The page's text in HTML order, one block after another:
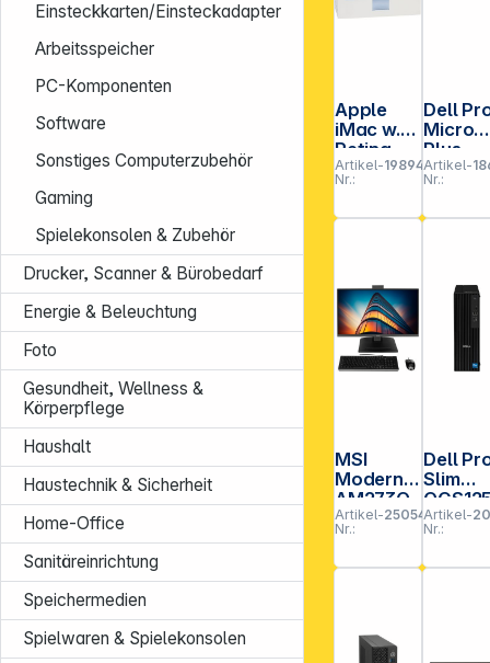
Einsteckkarten/Einsteckadapter
Arbeitsspeicher
PC-Komponenten
Software
Sonstiges Computerzubehör
Gaming
Spielekonsolen & Zubehör
Drucker, Scanner & Bürobedarf
Energie & Beleuchtung
Foto
Gesundheit, Wellness &
Körperpflege
Haushalt
Haustechnik & Sicherheit
Home-Office
Sanitäreinrichtung
Speichermedien
Spielwaren & Spielekonsolen
Apple
iMac w.
Retina
4,5K
24inch
16GB (M4
Artikel-
Nr.:
198944
Dell
Micro
Plus
CU5
SSD Win
Artikel-
Nr.:
MSI
Modern
AM273Q
P 27"
(69cm)
CU7
32GB Win
Artikel-
Nr.:
250548
Dell
Slim
CU7
512GB
Pro
Artikel-
Nr.: